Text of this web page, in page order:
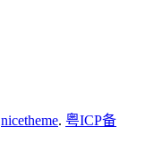
nicetheme. 粤ICP备